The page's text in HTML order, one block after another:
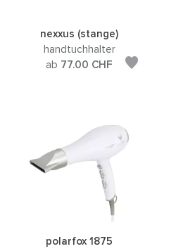
nexxus (stange)
handtuchhalter
ab 77.00 CHF
polarfox 1875